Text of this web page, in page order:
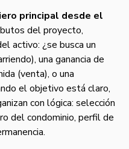
principal desde el
del proyecto,
activo: ¿se busca un
una ganancia de
(venta), o una
el objetivo está claro,
con lógica: selección
del condominio, perfil de